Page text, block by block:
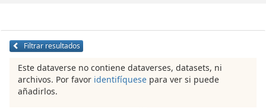
Filtrar resultados
Este dataverse no contiene dataverses, datasets, ni
archivos. Por favor identifíquese para ver si puede
añadirlos.